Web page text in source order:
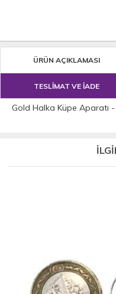
ÜRÜN AÇIKLAMASI
TESLİMAT VE İADE
Gold Halka Küpe Aparatı